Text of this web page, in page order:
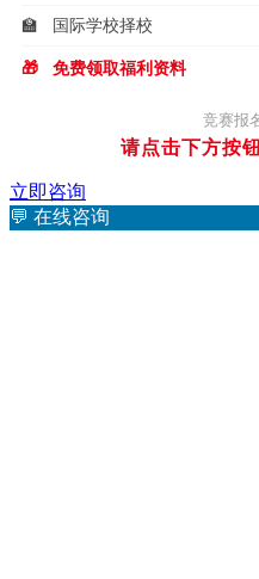
🏫 国际学校择校
🎁 免费领取福利资料
竞赛报
请点击下方按
立即咨询
💬 在线咨询